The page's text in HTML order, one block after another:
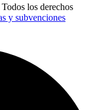
los derechos
y subvenciones